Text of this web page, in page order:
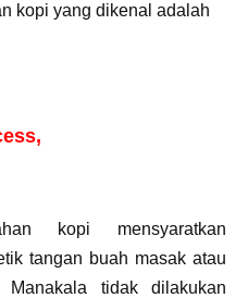
kopi yang dikenal adalah
kopi mensyaratkan
tangan buah masak atau
tidak dilakukan